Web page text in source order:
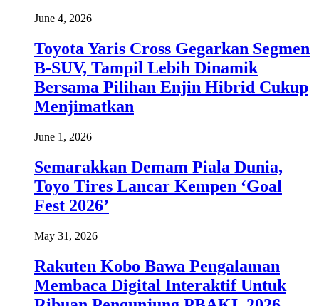
June 4, 2026
Toyota Yaris Cross Gegarkan Segmen
B-SUV, Tampil Lebih Dinamik
Bersama Pilihan Enjin Hibrid Cukup
Menjimatkan
June 1, 2026
Semarakkan Demam Piala Dunia,
Toyo Tires Lancar Kempen ‘Goal
Fest 2026’
May 31, 2026
Rakuten Kobo Bawa Pengalaman
Membaca Digital Interaktif Untuk